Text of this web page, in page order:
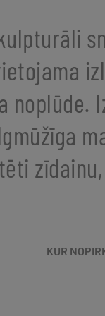
noplūde.
KUR